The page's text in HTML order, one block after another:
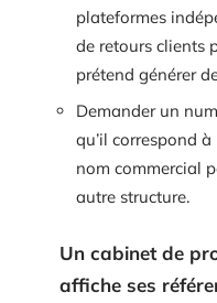
plateformes
de retours clients
prétend générer
Demander un
qu’il correspond
nom commercial
autre structure.
Un cabinet de
affiche ses